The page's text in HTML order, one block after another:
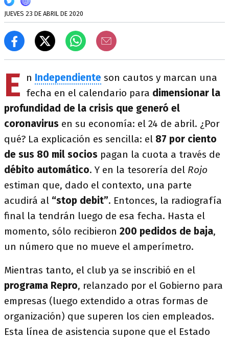
JUEVES 23 DE ABRIL DE 2020
E n Independiente son cautos y marcan una
fecha en el calendario para dimensionar la
profundidad de la crisis que generó el
coronavirus en su economía: el 24 de abril. ¿Por
qué? La explicación es sencilla: el 87 por ciento
de sus 80 mil socios pagan la cuota a través de
débito automático. Y en la tesorería del Rojo
estiman que, dado el contexto, una parte
acudirá al “stop debit”. Entonces, la radiografía
final la tendrán luego de esa fecha. Hasta el
momento, sólo recibieron 200 pedidos de baja,
un número que no mueve el amperímetro.
Mientras tanto, el club ya se inscribió en el
programa Repro, relanzado por el Gobierno para
empresas (luego extendido a otras formas de
organización) que superen los cien empleados.
Esta línea de asistencia supone que el Estado